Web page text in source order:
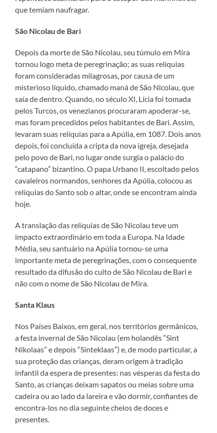
que temiam naufragar.
São Nicolau de Bari
Depois da morte de São Nicolau, seu túmulo em Mira
tornou logo meta de peregrinação; as suas relíquias
foram consideradas milagrosas, por causa de um
misterioso líquido, chamado maná de São Nicolau, que
saía de dentro. Quando, no século XI, Lícia foi tomada
pelos Turcos, os venezianos procuraram apoderar-se,
mas foram precedidos pelos habitantes de Bari. Assim,
levaram suas relíquias para a Apúlia, em 1087. Dois anos
depois, foi concluída a cripta da nova igreja, desejada
pelo povo de Bari, no lugar onde surgia o palácio do
“catapano” bizantino. O papa Urbano II, escoltado pelos
cavaleiros normandos, senhores da Apúlia, colocou as
relíquias do Santo sob o altar, onde se encontram ainda
hoje.
A translação das relíquias de São Nicolau teve um
impacto extraordinário em toda a Europa. Na Idade
Média, seu santuário na Apúlia tornou-se uma
importante meta de peregrinações, com o consequente
resultado da difusão do culto de São Nicolau de Bari e
não com o nome de São Nicolau de Mira.
Santa Klaus
Nos Países Baixos, em geral, nos territórios germânicos,
a festa invernal de São Nicolau (em holandês “Sint
Nikolaas” e depois “Sinteklaas”) e, de modo particular, a
sua proteção das crianças, deram origem à tradição
infantil da espera de presentes: nas vésperas da festa do
Santo, as crianças deixam sapatos ou meias sobre uma
cadeira ou ao lado da lareira e vão dormir, confiantes de
encontra-los no dia seguinte cheios de doces e
presentes.